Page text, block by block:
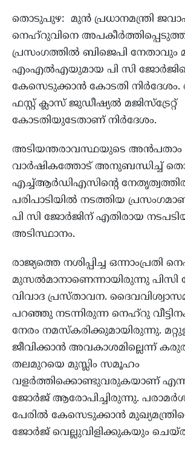
തൊടുപുഴ: മുൻ പ്രധാനമന്ത്രി
നെഹ്‌റുവിനെ
പ്രസംഗത്തിൽ ബിജെപി നേതാവും
എംഎൽഎയുമായ പി സി
കേസെടുക്കാൻ കോടതി
ഫസ്റ്റ് ക്ലാസ് ജുഡീഷ്യൽ മജിസ്‌ട്രേറ്റ്
കോടതിയുടേതാണ് നിർദേശം.
അടിയന്തരാവസ്ഥയുടെ അൻപതാം
വാർഷികത്തോട് അനുബന്ധിച്ച്
എച്ച്ആർഡിഎസിന്റെ നേതൃത്വത്തിൽ
പരിപാടിയിൽ നടത്തിയ
പി സി ജോർജിന് എതിരായ
അടിസ്ഥാനം.
രാജ്യത്തെ നശിപ്പിച്ച ഒന്നാംപ്രതി
മുസൽമാനാണെന്നായിരുന്നു പിസി
വിവാദ പ്രസ്താവന.
പറഞ്ഞു നടന്നിരുന്ന നെഹ്‌റു
നേരം നമസ്‌കരിക്കുമായിരുന്നു.
ജീവിക്കാൻ അവകാശമില്ലെന്ന്
തലമുറയെ മുസ്ലിം സമൂഹം
വളർത്തിക്കൊണ്ടുവരുകയാണ്
ജോർജ് ആരോപിച്ചിരുന്നു.
പേരിൽ കേസെടുക്കാൻ
ജോർജ് വെല്ലുവിളിക്കുകയും